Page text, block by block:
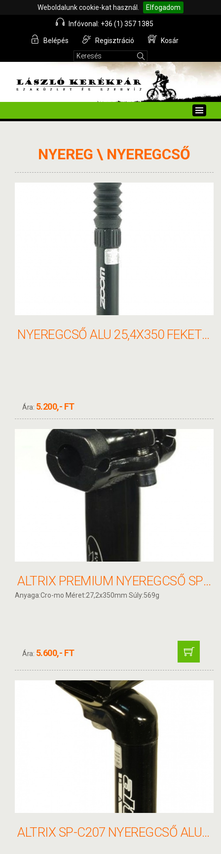
Weboldalunk cookie-kat használ. Elfogadom
Infóvonal: +36 (1) 357 1385
Belépés Regisztráció Kosár
Toggle
NYEREG \ NYEREGCSŐ
NYEREGCSŐ ALU 25,4X350 FEKETE ZOOM SP-78N NYEREGCSŐ ALU 25,4X350 FEKETE RUGÓS
Ára: 5.200,- FT
ALTRIX PREMIUM NYEREGCSŐ SP11 27,2,X350MM CR-MO, FEKETE
Anyaga:Cro-mo Méret:27,2x350mm Súly:569g
Ára: 5.600,- FT
ALTRIX SP-C207 NYEREGCSŐ ALU 25,4,X400MM FÉNYES FEKETE